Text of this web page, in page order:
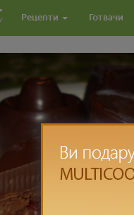
Рецепти Готвачи